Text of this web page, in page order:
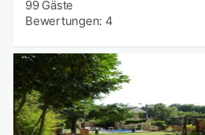
99 Gäste
Bewertungen: 4